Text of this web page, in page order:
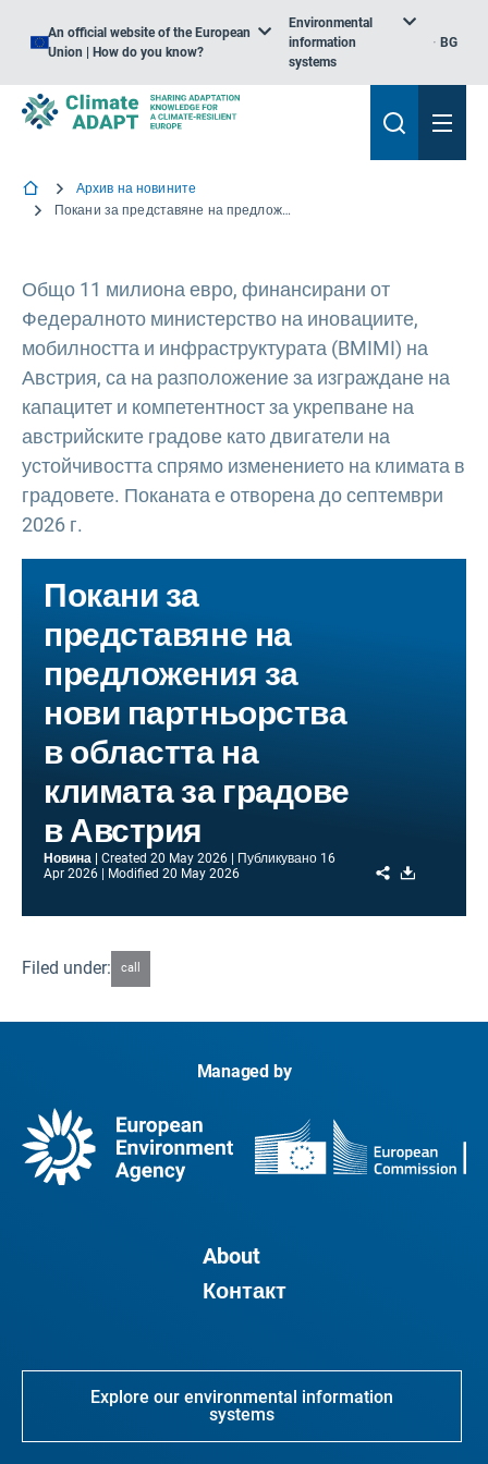
An official website of the European
Union | How do you know?
Environmental
information
systems
BG
Архив на новините
Покани за представяне на предложения за нови партньорства в областта на климата за градове в Австрия
Общо 11 милиона евро, финансирани от
Федералното министерство на иновациите,
мобилността и инфраструктурата (BMIMI) на
Австрия, са на разположение за изграждане на
капацитет и компетентност за укрепване на
австрийските градове като двигатели на
устойчивостта спрямо изменението на климата в
градовете. Поканата е отворена до септември
2026 г.
Покани за
представяне на
предложения за
нови партньорства
в областта на
климата за градове
в Австрия
Новина Created 20 May 2026 Публикувано 16
Apr 2026
Modified 20 May 2026 Share
Filed under: call
Managed by
About
Контакт
Explore our environmental information
systems